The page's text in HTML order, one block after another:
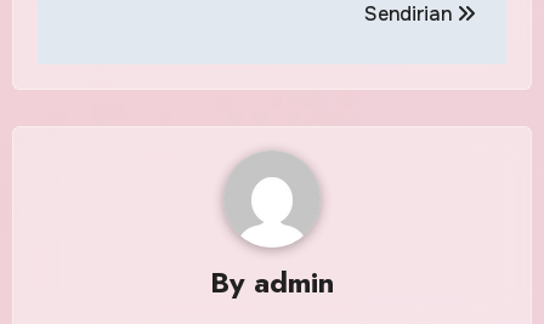
Sendirian
By admin